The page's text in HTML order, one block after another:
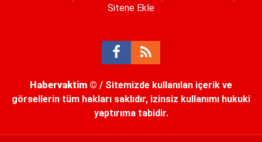
Sitene Ekle
Habervaktim © / Sitemizde kullanılan içerik ve
görsellerin tüm hakları saklıdır, izinsiz kullanımı hukuki
yaptırıma tabidir.